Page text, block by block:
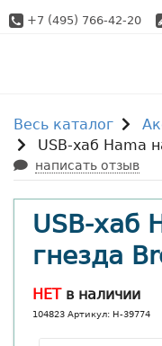
+7 (495) 766-42-20
Весь каталог
USB-хаб Hama
написать отзыв
USB-хаб
гнезда
НЕТв наличии
104823 Артикул: H-39774